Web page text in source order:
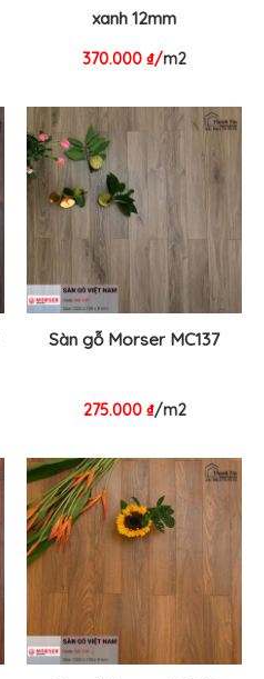
xanh 12mm
370.000 ₫/m2
Sàn gỗ Morser MC137
275.000 ₫/m2